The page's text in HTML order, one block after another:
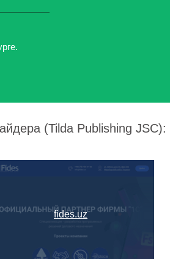
(Tilda Publishing JSC):
fides.uz